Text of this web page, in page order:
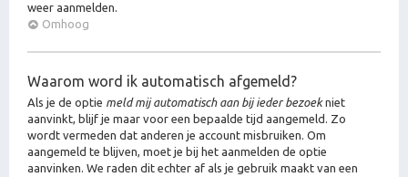
weer aanmelden.
Omhoog
Waarom word ik automatisch afgemeld?
Als je de optie meld mij automatisch aan bij ieder bezoekniet
aanvinkt, blijf je maar voor een bepaalde tijd aangemeld. Zo
wordt vermeden dat anderen je account misbruiken. Om
aangemeld te blijven, moet je bij het aanmelden de optie
aanvinken. We raden dit echter af als je gebruik maakt van een